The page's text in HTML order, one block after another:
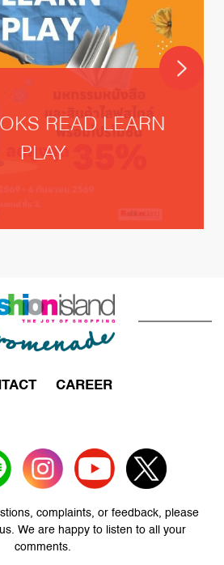
READ LEARN
PLAY
CAREER
complaints, or feedback, please
We are happy to listen to all your
comments.